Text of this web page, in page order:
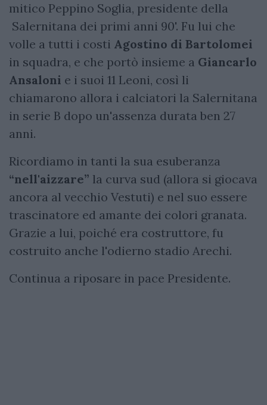
mitico Peppino Soglia, presidente della
Salernitana dei primi anni 90'. Fu lui che
volle a tutti i costi Agostino di Bartolomei
in squadra, e che portò insieme a Giancarlo
Ansaloni e i suoi 11 Leoni, così li
chiamarono allora i calciatori la Salernitana
in serie B dopo un'assenza durata ben 27
anni.
Ricordiamo in tanti la sua esuberanza
“nell'aizzare” la curva sud (allora si giocava
ancora al vecchio Vestuti) e nel suo essere
trascinatore ed amante dei colori granata.
Grazie a lui, poiché era costruttore, fu
costruito anche l'odierno stadio Arechi.
Continua a riposare in pace Presidente.